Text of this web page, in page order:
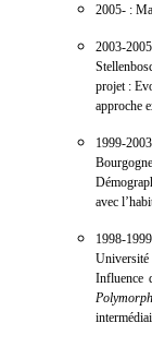
2005- :
2003-
projet :
approche
1999-
avec
1998-
Influence